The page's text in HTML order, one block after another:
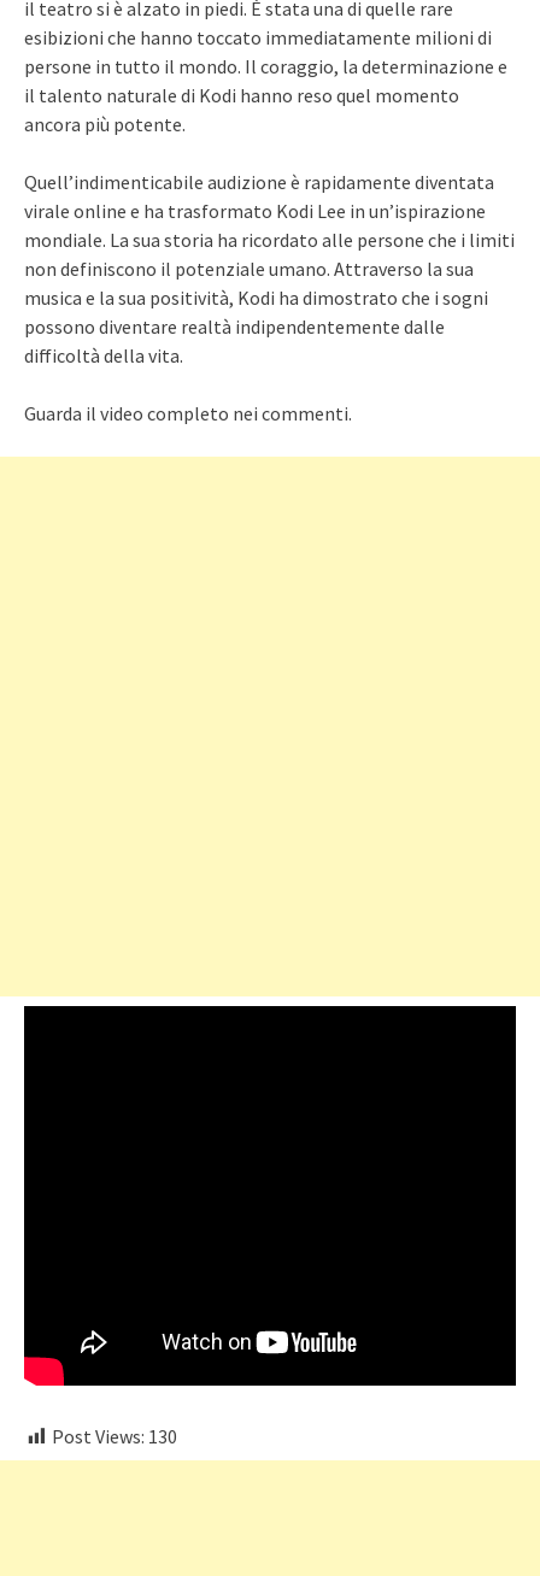
il teatro si è alzato in piedi. È stata una di quelle rare
esibizioni che hanno toccato immediatamente milioni di
persone in tutto il mondo. Il coraggio, la determinazione e
il talento naturale di Kodi hanno reso quel momento
ancora più potente.
Quell’indimenticabile audizione è rapidamente diventata
virale online e ha trasformato Kodi Lee in un’ispirazione
mondiale. La sua storia ha ricordato alle persone che i limiti
non definiscono il potenziale umano. Attraverso la sua
musica e la sua positività, Kodi ha dimostrato che i sogni
possono diventare realtà indipendentemente dalle
difficoltà della vita.
Guarda il video completo nei commenti.
Post Views: 130